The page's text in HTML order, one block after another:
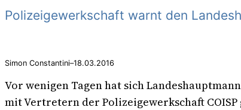
Polizeigewerkschaft warnt den
Simon Constantini–18.03.2016
Vor wenigen Tagen hat sich
mit Vertretern der Polizeigewerkschaft